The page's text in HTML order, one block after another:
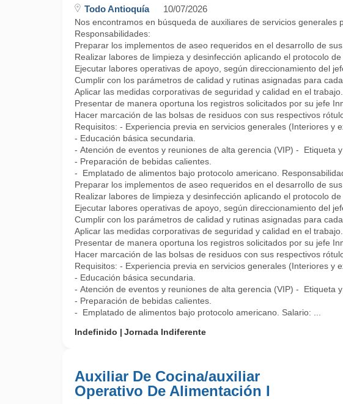
Todo Antioquía 10/07/2026
Nos encontramos en búsqueda de auxiliares de servicios
Responsabilidades:
Preparar los implementos de aseo requeridos en el desarrollo de
Realizar labores de limpieza y desinfección aplicando el protocolo
Ejecutar labores operativas de apoyo, según direccionamiento del
Cumplir con los parámetros de calidad y rutinas asignadas para cada
Aplicar las medidas corporativas de seguridad y calidad en el trabajo.
Presentar de manera oportuna los registros solicitados por su jefe
Hacer marcación de las bolsas de residuos con sus respectivos
Requisitos: - Experiencia previa en servicios generales (Interiores y
- Educación básica secundaria.
- Atención de eventos y reuniones de alta gerencia (VIP) - Etiqueta y
- Preparación de bebidas calientes.
- Emplatado de alimentos bajo protocolo americano.
Preparar los implementos de aseo requeridos en el desarrollo de
Realizar labores de limpieza y desinfección aplicando el protocolo
Ejecutar labores operativas de apoyo, según direccionamiento del
Cumplir con los parámetros de calidad y rutinas asignadas para cada
Aplicar las medidas corporativas de seguridad y calidad en el trabajo.
Presentar de manera oportuna los registros solicitados por su jefe
Hacer marcación de las bolsas de residuos con sus respectivos
Requisitos: - Experiencia previa en servicios generales (Interiores y
- Educación básica secundaria.
- Atención de eventos y reuniones de alta gerencia (VIP) - Etiqueta y
- Preparación de bebidas calientes.
- Emplatado de alimentos bajo protocolo americano. Salario: ...
Indefinido
Jornada Indiferente
Auxiliar De Cocina/auxiliar
Operativo De Alimentación I